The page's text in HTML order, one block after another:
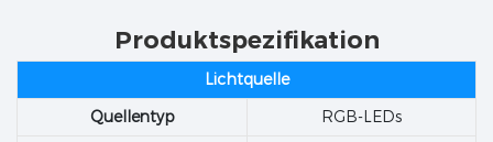
Produktspezifikation
Lichtquelle
Quellentyp
RGB-LEDs